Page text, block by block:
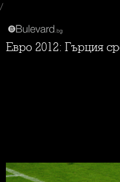
/
Евро 2012: Гърция